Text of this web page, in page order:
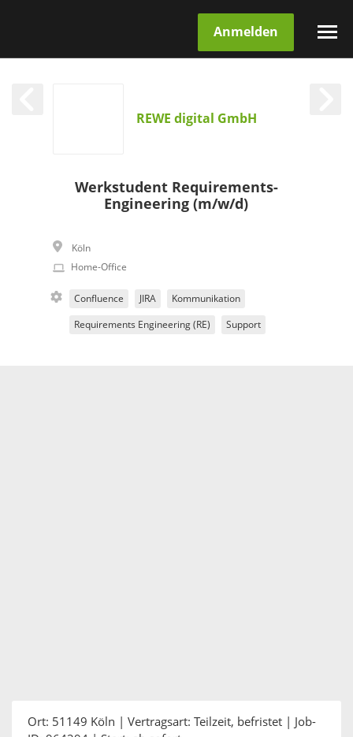
Anmelden
REWE digital GmbH
Werkstudent Requirements-
Engineering (m/w/d)
Köln
Home-Office
Confluence JIRA Kommunikation
Requirements Engineering (RE) Support
Ort: 51149 Köln | Vertragsart: Teilzeit, befristet | Job-